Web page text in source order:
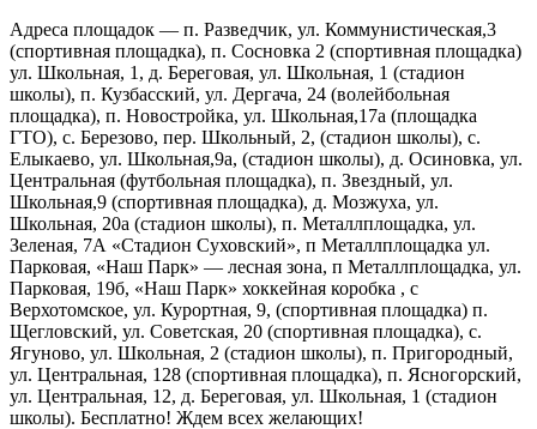
Адреса площадок — п. Разведчик, ул. Коммунистическая,3
(спортивная площадка), п. Сосновка 2 (спортивная площадка)
ул. Школьная, 1, д. Береговая, ул. Школьная, 1 (стадион
школы), п. Кузбасский, ул. Дергача, 24 (волейбольная
площадка), п. Новостройка, ул. Школьная,17а (площадка
ГТО), с. Березово, пер. Школьный, 2, (стадион школы), с.
Елыкаево, ул. Школьная,9а, (стадион школы), д. Осиновка, ул.
Центральная (футбольная площадка), п. Звездный, ул.
Школьная,9 (спортивная площадка), д. Мозжуха, ул.
Школьная, 20а (стадион школы), п. Металлплощадка, ул.
Зеленая, 7А «Стадион Суховский», п Металлплощадка ул.
Парковая, «Наш Парк» — лесная зона, п Металлплощадка, ул.
Парковая, 19б, «Наш Парк» хоккейная коробка , с
Верхотомское, ул. Курортная, 9, (спортивная площадка) п.
Щегловский, ул. Советская, 20 (спортивная площадка), с.
Ягуново, ул. Школьная, 2 (стадион школы), п. Пригородный,
ул. Центральная, 128 (спортивная площадка), п. Ясногорский,
ул. Центральная, 12, д. Береговая, ул. Школьная, 1 (стадион
школы). Бесплатно! Ждем всех желающих!